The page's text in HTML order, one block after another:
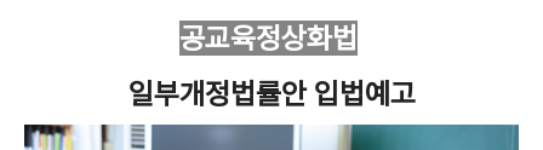
공교육정상화법
일부개정법률안 입법예고